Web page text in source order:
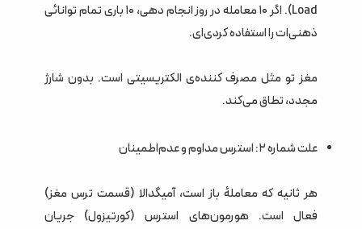
Load). اگر ۱۰ معامله در روز انجام دهی، ۱۰ باری تمام توانائی
ذهنی‌ات را استفاده کردی‌ای.
مغز تو مثل مصرف کننده‌ی الکتریسیتی است. بدون شارژ
مجدد، تطاق می‌کند.
علت شماره ۲: استرس مداوم و عدم‌اطمینان
هر ثانیه که معاملهٔ باز است، آمیگدالا (قسمت ترس مغز)
فعال است. هورمون‌های استرس (کورتیزول) جریان